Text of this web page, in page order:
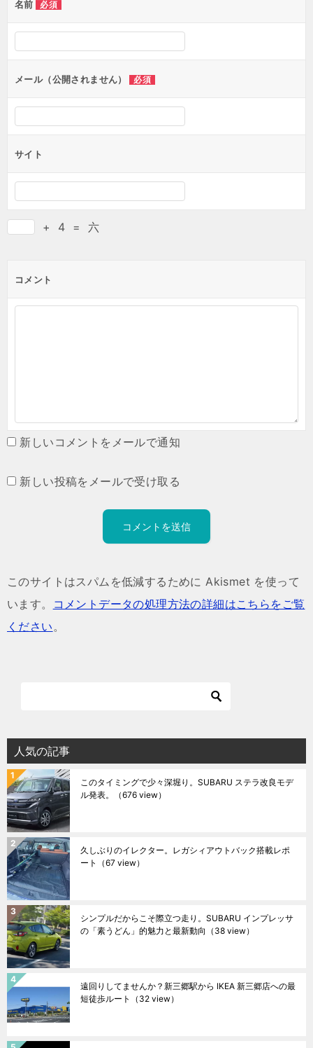
名前 必須
メール（公開されません） 必須
サイト
+ 4 = 六
コメント
新しいコメントをメールで通知
新しい投稿をメールで受け取る
このサイトはスパムを低減するために Akismet を使って
います。
コメントデータの処理方法の詳細はこちらをご覧
ください。
人気の記事
このタイミングで少々深堀り。SUBARU ステラ改良モデ
ル発表。
（676 view）
久しぶりのイレクター。レガシィアウトバック搭載レポ
ート
（67 view）
シンプルだからこそ際立つ走り。SUBARU インプレッサ
の「素うどん」的魅力と最新動向 （38 view）
遠回りしてませんか？新三郷駅から IKEA 新三郷店への最
短徒歩ルート
（32 view）